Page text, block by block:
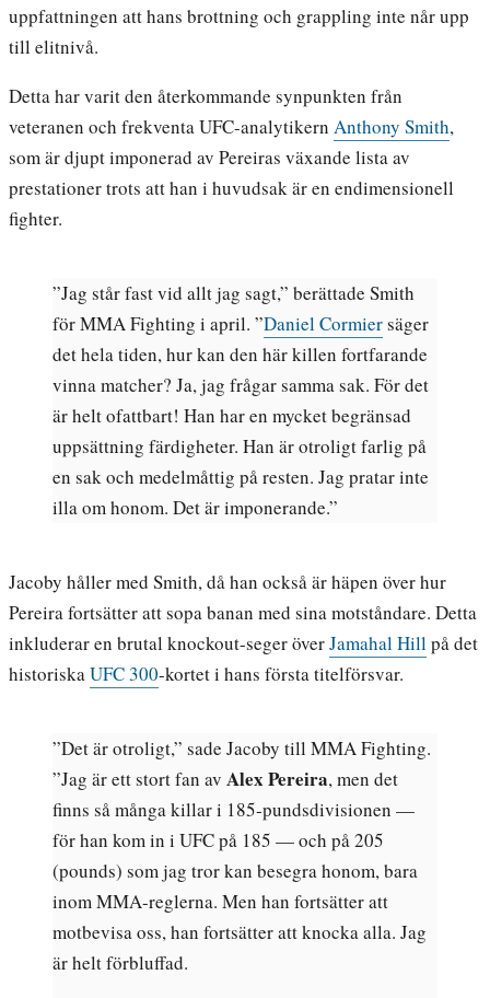
uppfattningen att hans brottning och grappling inte når upp
till elitnivå.
Detta har varit den återkommande synpunkten från
veteranen och frekventa UFC-analytikern Anthony Smith,
som är djupt imponerad av Pereiras växande lista av
prestationer trots att han i huvudsak är en endimensionell
fighter.
”Jag står fast vid allt jag sagt,” berättade Smith
för MMA Fighting i april. ”Daniel Cormiersäger
det hela tiden, hur kan den här killen fortfarande
vinna matcher? Ja, jag frågar samma sak. För det
är helt ofattbart! Han har en mycket begränsad
uppsättning färdigheter. Han är otroligt farlig på
en sak och medelmåttig på resten. Jag pratar inte
illa om honom. Det är imponerande.”
Jacoby håller med Smith, då han också är häpen över hur
Pereira fortsätter att sopa banan med sina motståndare. Detta
inkluderar en brutal knockout-seger överJamahal Hillpå det
historiskaUFC 300-kortet i hans första titelförsvar.
”Det är otroligt,” sade Jacoby till MMA Fighting.
”Jag är ett stort fan av Alex Pereira, men det
finns så många killar i 185-pundsdivisionen —
för han kom in i UFC på 185 — och på 205
(pounds) som jag tror kan besegra honom, bara
inom MMA-reglerna. Men han fortsätter att
motbevisa oss, han fortsätter att knocka alla. Jag
är helt förbluffad.